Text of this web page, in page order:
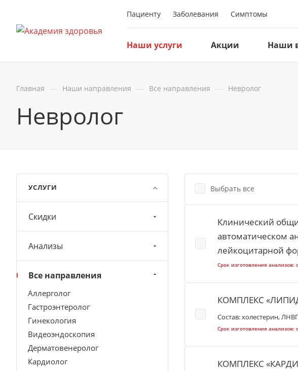
Пациенту Заболевания Симптомы
Наши услуги Акции Наши
Главная — Наши направления — Все направления — Невролог
Невролог
Выбрать все
Клинический
автоматическом
лейкоцитарной
Срок изготовления анализов:
КОМПЛЕКС
Состав: холестерин,
Срок изготовления анализов:
КОМПЛЕКС
УСЛУГИ
Скидки
Анализы
Все направления
Аллерголог
Гастроэнтеролог
Гинекология
Видеоэндоскопия
Дерматовенеролог
Кардиолог